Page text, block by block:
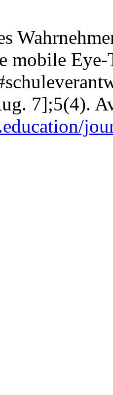
mobile
7];5(4).